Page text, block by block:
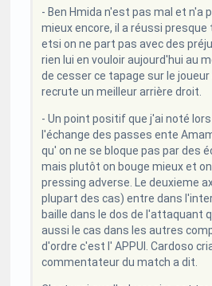
- Ben Hmida n'est pas mal et n'a
mieux encore, il a réussi
etsi on ne part pas avec des
rien lui en vouloir aujourd'hui au
de cesser ce tapage sur le
recrute un meilleur arrière droit.
- Un point positif que j'ai noté
l'échange des passes ente
qu' on ne se bloque pas par des
mais plutôt on bouge mieux et
pressing adverse. Le deuxieme
plupart des cas) entre dans
baille dans le dos de l'attaquant
aussi le cas dans les autres
d'ordre c'est l' APPUI. Cardoso
commentateur du match a dit.